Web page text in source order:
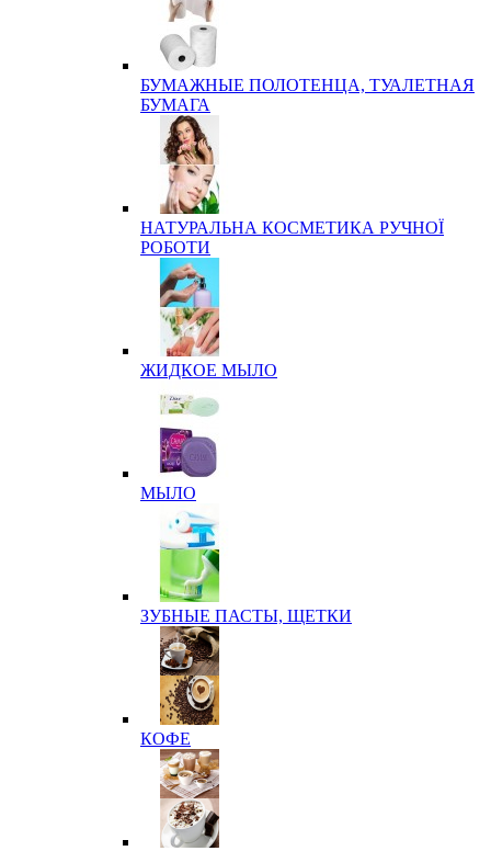
БУМАЖНЫЕ ПОЛОТЕНЦА, ТУАЛЕТНАЯ
БУМАГА
НАТУРАЛЬНА КОСМЕТИКА РУЧНОЇ
РОБОТИ
ЖИДКОЕ МЫЛО
МЫЛО
ЗУБНЫЕ ПАСТЫ, ЩЕТКИ
КОФЕ